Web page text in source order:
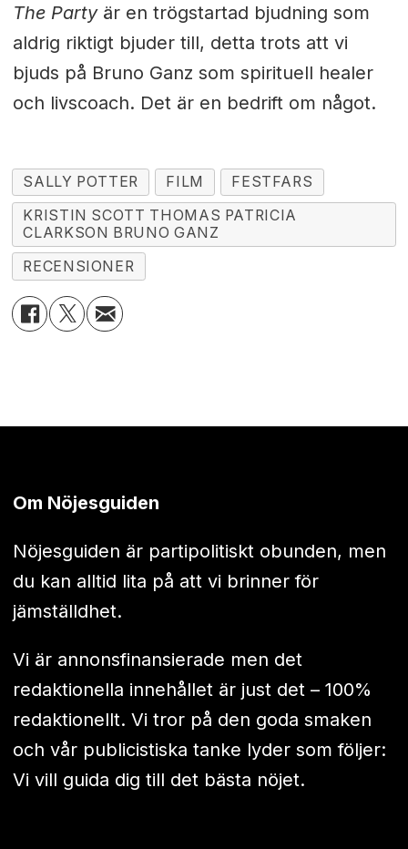
The Partyär en trögstartad bjudning som
aldrig riktigt bjuder till, detta trots att vi
bjuds på Bruno Ganz som spirituell healer
och livscoach. Det är en bedrift om något.
SALLY POTTER FILM
FESTFARS
KRISTIN SCOTT THOMAS PATRICIA
CLARKSON BRUNO GANZ
RECENSIONER
Om Nöjesguiden
Nöjesguiden är partipolitiskt obunden, men
du kan alltid lita på att vi brinner för
jämställdhet.
Vi är annonsfinansierade men det
redaktionella innehållet är just det – 100%
redaktionellt. Vi tror på den goda smaken
och vår publicistiska tanke lyder som följer:
Vi vill guida dig till det bästa nöjet.